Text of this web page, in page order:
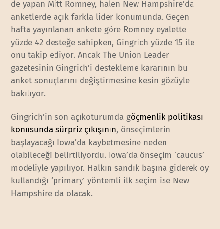
de yapan Mitt Romney, halen New Hampshire’da
anketlerde açık farkla lider konumunda. Geçen
hafta yayınlanan ankete göre Romney eyalette
yüzde 42 desteğe sahipken, Gingrich yüzde 15 ile
onu takip ediyor. Ancak The Union Leader
gazetesinin Gingrich’i destekleme kararının bu
anket sonuçlarını değiştirmesine kesin gözüyle
bakılıyor.
Gingrich’in son açıkoturumda göçmenlik politikası
konusunda sürpriz çıkışının, önseçimlerin
başlayacağı Iowa’da kaybetmesine neden
olabileceği belirtiliyordu. Iowa’da önseçim ‘caucus’
modeliyle yapılıyor. Halkın sandık başına giderek oy
kullandığı ‘primary’ yöntemli ilk seçim ise New
Hampshire da olacak.